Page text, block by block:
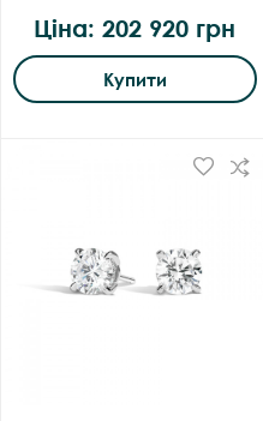
Ціна: 202 920 грн
Купити